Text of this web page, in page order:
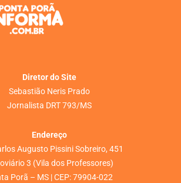
Diretor do Site
Sebastião Neris Prado
Jornalista DRT 793/MS
Endereço
Augusto Pissini Sobreiro, 451
3 (Vila dos Professores)
Porã – MS | CEP: 79904-022